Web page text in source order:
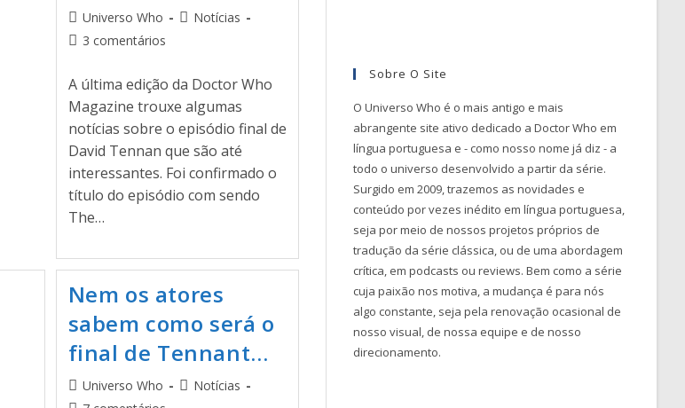
Universo Who
Notícias
3 comentários
A última edição da Doctor Who
Magazine trouxe algumas
notícias sobre o episódio final de
David Tennan que são até
interessantes. Foi confirmado o
título do episódio com sendo
The…
Nem os atores
sabem como será o
final de Tennant…
Universo Who
Notícias
Sobre O Site
O Universo Who é o mais antigo e mais
abrangente site ativo dedicado a Doctor Who em
língua portuguesa e - como nosso nome já diz - a
todo o universo desenvolvido a partir da série.
Surgido em 2009, trazemos as novidades e
conteúdo por vezes inédito em língua portuguesa,
seja por meio de nossos projetos próprios de
tradução da série clássica, ou de uma abordagem
crítica, em podcasts ou reviews. Bem como a série
cuja paixão nos motiva, a mudança é para nós
algo constante, seja pela renovação ocasional de
nosso visual, de nossa equipe e de nosso
direcionamento.